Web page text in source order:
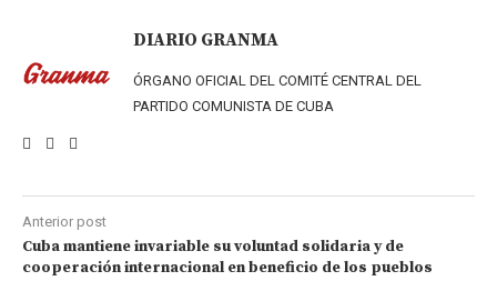
DIARIO GRANMA
ÓRGANO OFICIAL DEL COMITÉ CENTRAL DEL
PARTIDO COMUNISTA DE CUBA
Anterior post
Cuba mantiene invariable su voluntad solidaria y de
cooperación internacional en beneficio de los pueblos